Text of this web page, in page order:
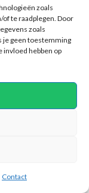
zoals
of te raadplegen. Door
zoals
je geen toestemming
invloed hebben op
Contact
|Financiën
|Geheime
|Gidsen|
|Healing|
verzorging|
|Quantum